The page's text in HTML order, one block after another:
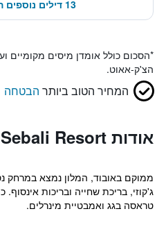
13 דילים נוספים החל מ-₪239
*הסכום כולל אומדן מיסים מקומיים
הצ'ק-אאוט.
המחיר הטוב ביותר הבטחה
אודות Puri Sebali Resort
ג'קוזי, בריכת שחייה ובריכות אינסוף.
טראסה בגג ואמבטיית מינרלים.